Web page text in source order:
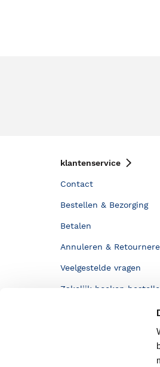
klantenservice
Contact
Bestellen & Bezorging
Betalen
Annuleren &
Veelgestelde vragen
Zakelijk boeken